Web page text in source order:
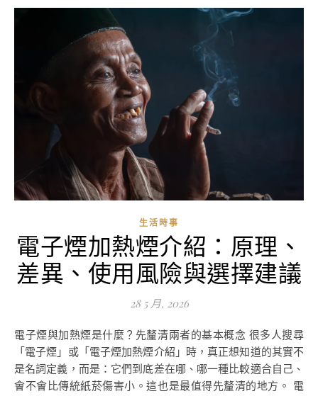
生活時事
電子煙加熱煙介紹：原理、
差異、使用風險與選擇建議
28 5 月, 2026
電子煙與加熱煙是什麼？先釐清兩者的基本概念 很多人搜尋
「電子煙」或「電子煙加熱煙介紹」時，真正想知道的其實不
是名詞定義，而是：它們到底差在哪、哪一種比較適合自己、
會不會比傳統紙菸傷害小。這也是最值得先釐清的地方。 電